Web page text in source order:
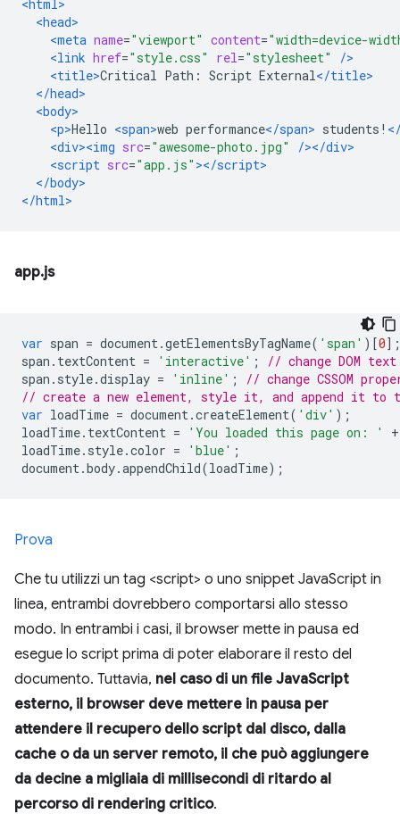
<html>
<head>
<meta name="viewport" content="width=device-
<link href="style.css" rel="stylesheet"
/>
<title>Critical Path: Script External</title>
</head>
<body>
<p>Hello <span>web performance</span> students!
<div><img src="awesome-photo.jpg"
/></div>
<script src="app.js" ></script>
</body>
</html>
app.js
var span = document .getElementsByTagName( 'span' )[0];
span . textContent = 'interactive' ;
// change DOM
span . style.display = 'inline' ;
// change CSSOM
// create a new element, style it, and append it to
var loadTime = document .createElement( 'div' );
loadTime. textContent = 'You loaded this page on: '
+
loadTime. style.color = 'blue' ;
document .body.appendChild(loadTime);
Prova
Che tu utilizzi un tag <script> o uno snippet JavaScript in
linea, entrambi dovrebbero comportarsi allo stesso
modo. In entrambi i casi, il browser mette in pausa ed
esegue lo script prima di poter elaborare il resto del
documento. Tuttavia, nel caso di un file JavaScript
esterno, il browser deve mettere in pausa per
attendere il recupero dello script dal disco, dalla
cache o da un server remoto, il che può aggiungere
da decine a migliaia di millisecondi di ritardo al
percorso di rendering critico.